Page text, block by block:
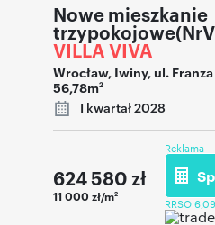
Nowe mieszkanie
VILLA VIVA
Wrocław, Iwiny, ul.
56,78m2
I kwartał 2028
624 580 zł
11 000 zł/m2
Reklama
RRSO